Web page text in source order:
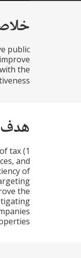
public
the
هدف
tax
and
of
the